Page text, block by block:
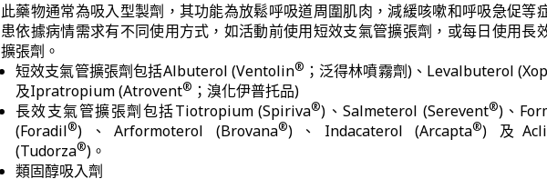
此藥物通常為吸入型製劑，其功能為放鬆呼吸道周圍肌肉，減緩咳嗽和呼吸急促等
患依據病情需求有不同使用方式，如活動前使用短效支氣管擴張劑，或每日使用長
擴張劑。
短效支氣管擴張劑包括Albuterol (Ventolin® ；泛得林噴霧劑)、Levalbuterol
及Ipratropium (Atrovent® ；溴化伊普托品)
長效支氣管擴張劑包括Tiotropium (Spiriva®)、Salmeterol (Serevent®)、
(Foradil®)、Arformoterol (Brovana®)、Indacaterol (Arcapta®) 及
(Tudorza®)。
類固醇吸入劑